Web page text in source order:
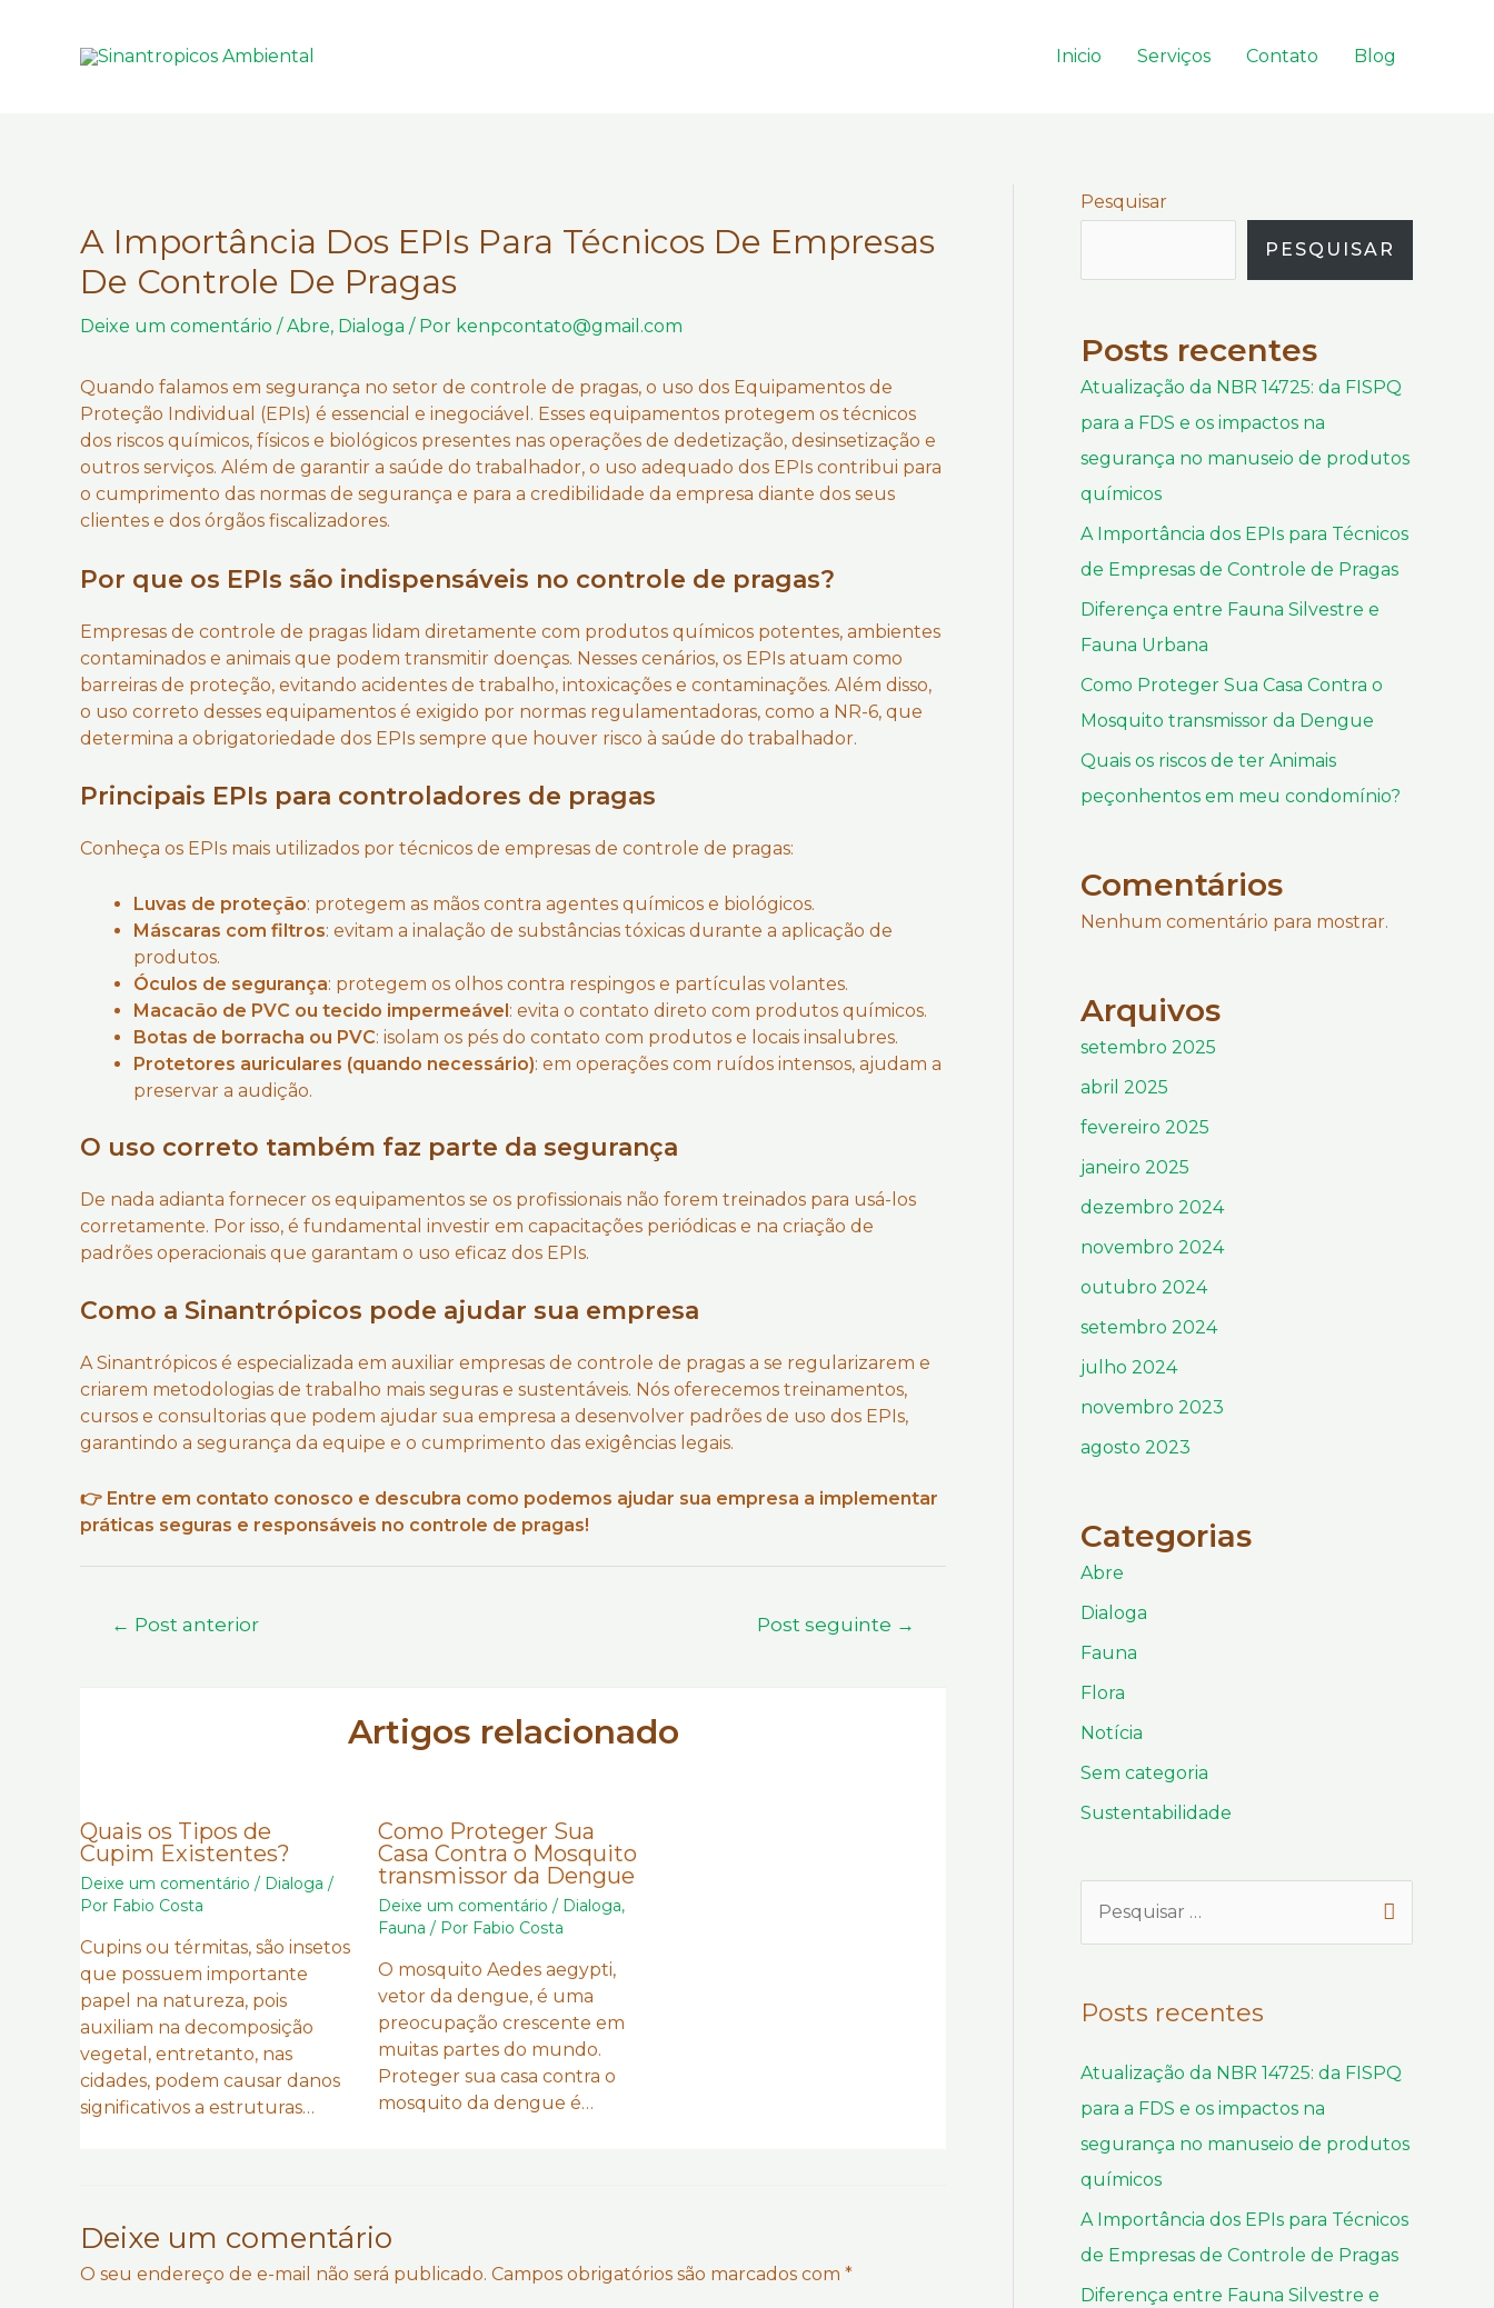
Inicio Serviços Contato Blog
A Importância Dos EPIs Para Técnicos De Empresas
De Controle De Pragas
Deixe um comentário /Abre, Dialoga / Por kenpcontato@gmail.com
Quando falamos em segurança no setor de controle de pragas, o uso dos Equipamentos de
Proteção Individual (EPIs) é essencial e inegociável. Esses equipamentos protegem os técnicos
dos riscos químicos, físicos e biológicos presentes nas operações de dedetização, desinsetização e
outros serviços. Além de garantir a saúde do trabalhador, o uso adequado dos EPIs contribui para
o cumprimento das normas de segurança e para a credibilidade da empresa diante dos seus
clientes e dos órgãos fiscalizadores.
Por que os EPIs são indispensáveis no controle de pragas?
Empresas de controle de pragas lidam diretamente com produtos químicos potentes, ambientes
contaminados e animais que podem transmitir doenças. Nesses cenários, os EPIs atuam como
barreiras de proteção, evitando acidentes de trabalho, intoxicações e contaminações. Além disso,
o uso correto desses equipamentos é exigido por normas regulamentadoras, como a NR-6, que
determina a obrigatoriedade dos EPIs sempre que houver risco à saúde do trabalhador.
Principais EPIs para controladores de pragas
Conheça os EPIs mais utilizados por técnicos de empresas de controle de pragas:
Luvas de proteção: protegem as mãos contra agentes químicos e biológicos.
Máscaras com filtros: evitam a inalação de substâncias tóxicas durante a aplicação de
produtos.
Óculos de segurança: protegem os olhos contra respingos e partículas volantes.
Macacão de PVC ou tecido impermeável: evita o contato direto com produtos químicos.
Botas de borracha ou PVC: isolam os pés do contato com produtos e locais insalubres.
Protetores auriculares (quando necessário): em operações com ruídos intensos, ajudam a
preservar a audição.
O uso correto também faz parte da segurança
De nada adianta fornecer os equipamentos se os profissionais não forem treinados para usá-los
corretamente. Por isso, é fundamental investir em capacitações periódicas e na criação de
padrões operacionais que garantam o uso eficaz dos EPIs.
Como a Sinantrópicos pode ajudar sua empresa
A Sinantrópicos é especializada em auxiliar empresas de controle de pragas a se regularizarem e
criarem metodologias de trabalho mais seguras e sustentáveis. Nós oferecemos treinamentos,
cursos e consultorias que podem ajudar sua empresa a desenvolver padrões de uso dos EPIs,
garantindo a segurança da equipe e o cumprimento das exigências legais.
👉 Entre em contato conosco e descubra como podemos ajudar sua empresa a implementar
práticas seguras e responsáveis no controle de pragas!
Navegação
← Post anterior Post seguinte →
Artigos relacionado
Quais os Tipos de
Cupim Existentes?
Deixe um comentário / Dialoga /
Por Fabio Costa
Cupins ou térmitas, são insetos
que possuem importante
papel na natureza, pois
auxiliam na decomposição
vegetal, entretanto, nas
cidades, podem causar danos
significativos a estruturas…
Como Proteger Sua
Casa Contra o Mosquito
transmissor da Dengue
Deixe um comentário / Dialoga,
Fauna / Por Fabio Costa
O mosquito Aedes aegypti,
vetor da dengue, é uma
preocupação crescente em
muitas partes do mundo.
Proteger sua casa contra o
mosquito da dengue é…
Deixe um comentário
O seu endereço de e-mail não será publicado. Campos obrigatórios são marcados com *
Pesquisar
PESQUISAR
Posts recentes
Atualização da NBR 14725: da FISPQ
para a FDS e os impactos na
segurança no manuseio de produtos
químicos
A Importância dos EPIs para Técnicos
de Empresas de Controle de Pragas
Diferença entre Fauna Silvestre e
Fauna Urbana
Como Proteger Sua Casa Contra o
Mosquito transmissor da Dengue
Quais os riscos de ter Animais
peçonhentos em meu condomínio?
Comentários
Nenhum comentário para mostrar.
Arquivos
setembro 2025
abril 2025
fevereiro 2025
janeiro 2025
dezembro 2024
novembro 2024
outubro 2024
setembro 2024
julho 2024
novembro 2023
agosto 2023
Categorias
Abre
Dialoga
Fauna
Flora
Notícia
Sem categoria
Sustentabilidade
q
i
s
a
r
p
o
r
Posts recentes
Atualização da NBR 14725: da FISPQ
para a FDS e os impactos na
segurança no manuseio de produtos
químicos
A Importância dos EPIs para Técnicos
de Empresas de Controle de Pragas
Diferença entre Fauna Silvestre e